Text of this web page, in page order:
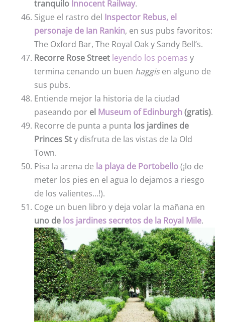
tranquilo Innocent Railway.
Sigue el rastro del Inspector Rebus, el
personaje de Ian Rankin, en sus pubs favoritos:
The Oxford Bar, The Royal Oak y Sandy Bell’s.
Recorre Rose Street leyendo los poemas y
termina cenando un buen haggisen alguno de
sus pubs.
Entiende mejor la historia de la ciudad
paseando por el Museum of Edinburgh (gratis).
Recorre de punta a punta los jardines de
Princes Sty disfruta de las vistas de la Old
Town.
Pisa la arena de la playa de Portobello(¡lo de
meter los pies en el agua lo dejamos a riesgo
de los valientes…!).
Coge un buen libro y deja volar la mañana en
uno de los jardines secretos de la Royal Mile.